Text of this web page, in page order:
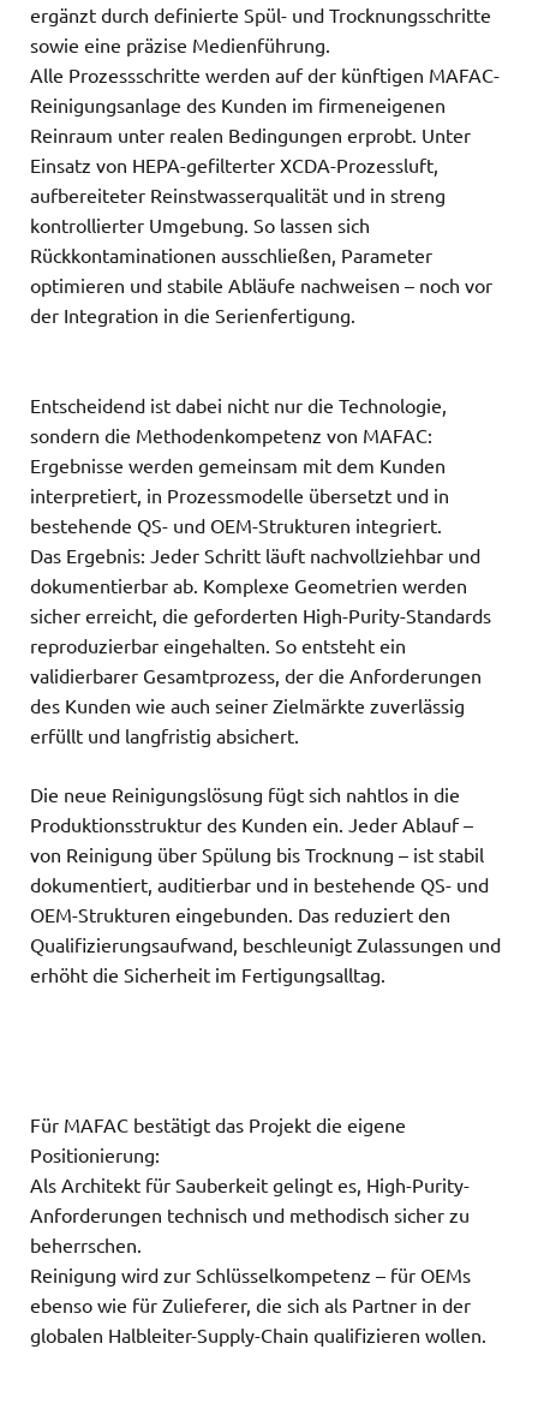
ergänzt durch definierte Spül- und Trocknungsschritte
sowie eine präzise Medienführung.
Alle Prozessschritte werden auf der künftigen MAFAC-
Reinigungsanlage des Kunden im firmeneigenen
Reinraum unter realen Bedingungen erprobt. Unter
Einsatz von HEPA-gefilterter XCDA-Prozessluft,
aufbereiteter Reinstwasserqualität und in streng
kontrollierter Umgebung. So lassen sich
Rückkontaminationen ausschließen, Parameter
optimieren und stabile Abläufe nachweisen – noch vor
der Integration in die Serienfertigung.
Entscheidend ist dabei nicht nur die Technologie,
sondern die Methodenkompetenz von MAFAC:
Ergebnisse werden gemeinsam mit dem Kunden
interpretiert, in Prozessmodelle übersetzt und in
bestehende QS- und OEM-Strukturen integriert.
Das Ergebnis: Jeder Schritt läuft nachvollziehbar und
dokumentierbar ab. Komplexe Geometrien werden
sicher erreicht, die geforderten High-Purity-Standards
reproduzierbar eingehalten. So entsteht ein
validierbarer Gesamtprozess, der die Anforderungen
des Kunden wie auch seiner Zielmärkte zuverlässig
erfüllt und langfristig absichert.
Die neue Reinigungslösung fügt sich nahtlos in die
Produktionsstruktur des Kunden ein. Jeder Ablauf –
von Reinigung über Spülung bis Trocknung – ist stabil
dokumentiert, auditierbar und in bestehende QS- und
OEM-Strukturen eingebunden. Das reduziert den
Qualifizierungsaufwand, beschleunigt Zulassungen und
erhöht die Sicherheit im Fertigungsalltag.
Für MAFAC bestätigt das Projekt die eigene
Positionierung:
Als Architekt für Sauberkeit gelingt es, High-Purity-
Anforderungen technisch und methodisch sicher zu
beherrschen.
Reinigung wird zur Schlüsselkompetenz – für OEMs
ebenso wie für Zulieferer, die sich als Partner in der
globalen Halbleiter-Supply-Chain qualifizieren wollen.